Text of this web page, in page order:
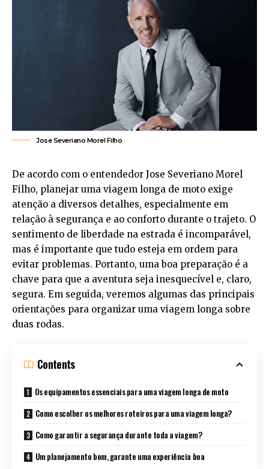
Jose Severiano Morel Filho
De acordo com o entendedor Jose Severiano Morel
Filho, planejar uma viagem longa de moto exige
atenção a diversos detalhes, especialmente em
relação à segurança e ao conforto durante o trajeto. O
sentimento de liberdade na estrada é incomparável,
mas é importante que tudo esteja em ordem para
evitar problemas. Portanto, uma boa preparação é a
chave para que a aventura seja inesquecível e, claro,
segura. Em seguida, veremos algumas das principais
orientações para organizar uma viagem longa sobre
duas rodas.
Contents
Os equipamentos essenciais para uma viagem longa de moto
Como escolher os melhores roteiros para uma viagem longa?
Como garantir a segurança durante toda a viagem?
Um planejamento bom, garante uma experiência boa